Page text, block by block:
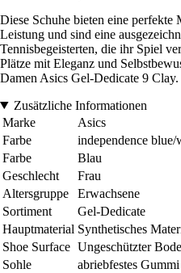
Diese Schuhe bieten eine
Leistung und sind eine
Tennisbegeisterten, die ihr Spiel
Plätze mit Eleganz und
Damen Asics Gel-Dedicate 9 Clay.
Zusätzliche Informationen
Marke
Asics
Farbe
independence blue/
Farbe
Blau
Geschlecht
Frau
Altersgruppe
Erwachsene
Sortiment
Gel-Dedicate
Hauptmaterial Synthetisches
Shoe Surface Ungeschützter
Sohle
abriebfestes Gummi